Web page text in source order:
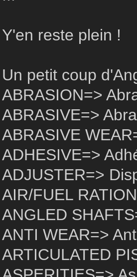
Y'en reste plein !
Un petit coup
ABRASION=>
ABRASIVE=>
ABRASIVE
ADHESIVE=>
ADJUSTER=>
AIR/FUEL
ANGLED
ANTI WEAR=>
ARTICULATED